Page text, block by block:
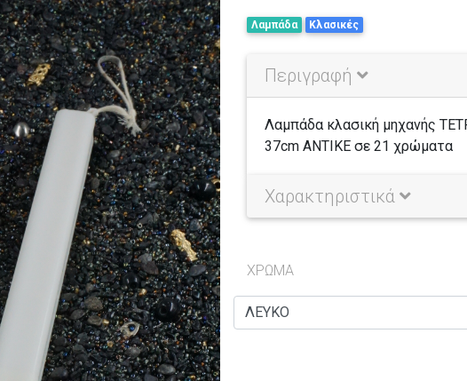
Λαμπάδα Κλασικές
Περιγραφή
Λαμπάδα κλασική μηχανής
37cm ΑΝΤΙΚΕ σε 21 χρώματα
Χαρακτηριστικά
ΧΡΩΜΑ